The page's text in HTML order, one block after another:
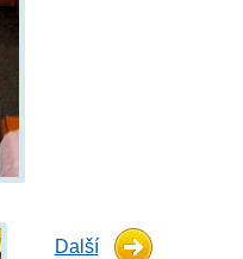
Další